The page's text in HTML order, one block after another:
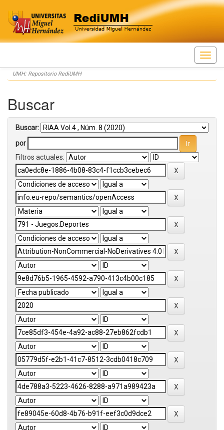
Skip
navigation
UMH: Repositorio RediUMH
Buscar
Buscar:
por
Filtros actuales: